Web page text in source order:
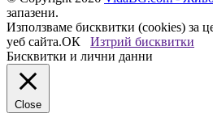
запазени.
Използваме бисквитки (cookies) за
уеб сайта.ОК
Изтрий бисквитки
Бисквитки и лични данни
Close